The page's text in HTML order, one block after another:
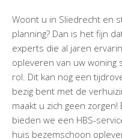
Woont u in Sliedrecht en
planning? Dan is het fijn
experts die al jaren
opleveren van uw
rol. Dit kan nog een
bezig bent met de
maakt u zich geen zorgen!
bieden we een HBS-
huis bezemschoon